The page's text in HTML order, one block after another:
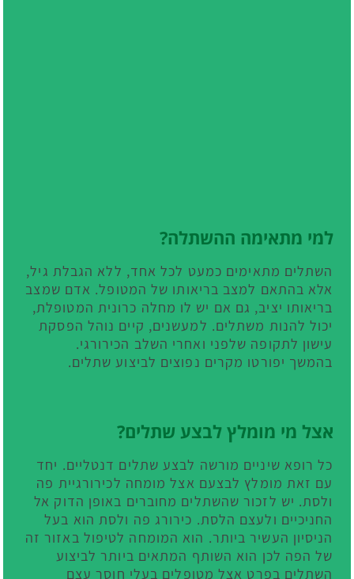
למי מתאימה ההשתלה?
השתלים מתאימים כמעט לכל אחד, ללא הגבלת גיל,
אלא בהתאם למצב בריאותו של המטופל. אדם שמצב
בריאותו יציב, גם אם יש לו מחלה כרונית המטופלת,
יכול להנות משתלים. למעשנים, קיים נוהל הפסקת
עישון לתקופה שלפני ואחרי השלב הכירורגי.
בהמשך יפורטו מקרים נפוצים לביצוע שתלים.
אצל מי מומלץ לבצע שתלים?
כל רופא שיניים מורשה לבצע שתלים דנטליים. יחד
עם זאת מומלץ לבצעם אצל מומחה לכירורגיית פה
ולסת. יש לזכור שהשתלים מחוברים באופן הדוק אל
החניכיים ולעצם הלסת. כירורג פה ולסת הוא בעל
הניסיון העשיר ביותר. הוא המומחה לטיפול באזור זה
של הפה לכן הוא השותף המתאים ביותר לביצוע
השתלים בפרט אצל מטופלים בעלי חוסר עצם